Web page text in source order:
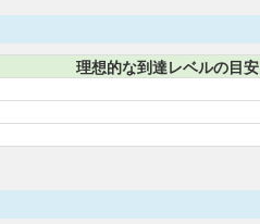
理想的な到達レベルの目安